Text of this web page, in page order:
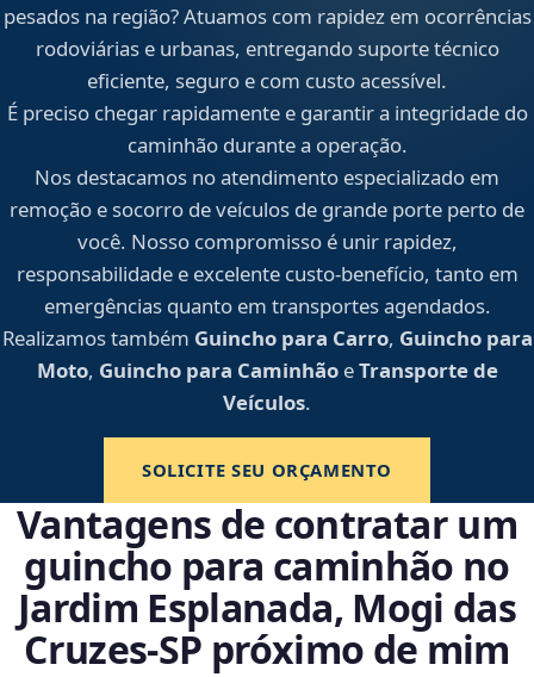
pesados na região? Atuamos com rapidez em ocorrências
rodoviárias e urbanas, entregando suporte técnico
eficiente, seguro e com custo acessível.
É preciso chegar rapidamente e garantir a integridade do
caminhão durante a operação.
Nos destacamos no atendimento especializado em
remoção e socorro de veículos de grande porte perto de
você. Nosso compromisso é unir rapidez,
responsabilidade e excelente custo-benefício, tanto em
emergências quanto em transportes agendados.
Realizamos também Guincho para Carro, Guincho para
Moto, Guincho para CaminhãoeTransporte de
Veículos.
SOLICITE SEU ORÇAMENTO
Vantagens de contratar um
guincho para caminhão no
Jardim Esplanada, Mogi das
Cruzes‑SP próximo de mim